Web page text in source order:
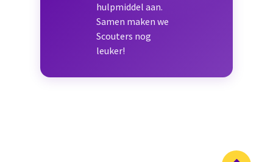
hulpmiddel aan.
Samen maken we
Scouters nog
leuker!